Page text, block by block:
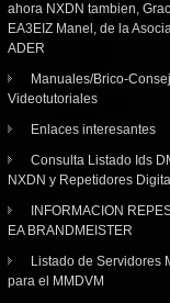
ahora NXDN tambien,
EA3EIZ Manel, de la
ADER
Manuales/Brico-
Videotutoriales
Enlaces interesantes
Consulta Listado Ids
NXDN y Repetidores
INFORMACION
EA BRANDMEISTER
Listado de Servidores
para el MMDVM